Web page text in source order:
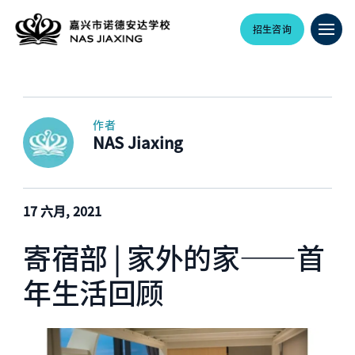
招生咨询
作者
NAS Jiaxing
17 六月, 2021
寄宿部 | 家外的家——首
年生活回顾